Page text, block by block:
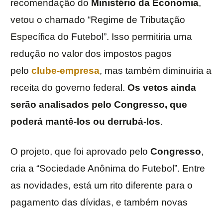
recomendação do Ministério da Economia,
vetou o chamado “Regime de Tributação
Específica do Futebol”. Isso permitiria uma
redução no valor dos impostos pagos
pelo clube-empresa, mas também diminuiria a
receita do governo federal. Os vetos ainda
serão analisados pelo Congresso, que
poderá mantê-los ou derrubá-los.
O projeto, que foi aprovado pelo Congresso,
cria a “Sociedade Anônima do Futebol”. Entre
as novidades, está um rito diferente para o
pagamento das dívidas, e também novas